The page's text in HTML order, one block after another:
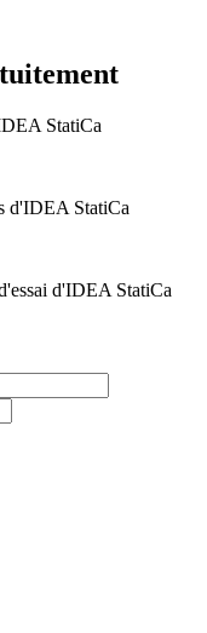
StatiCa
d'IDEA StatiCa
d'IDEA StatiCa